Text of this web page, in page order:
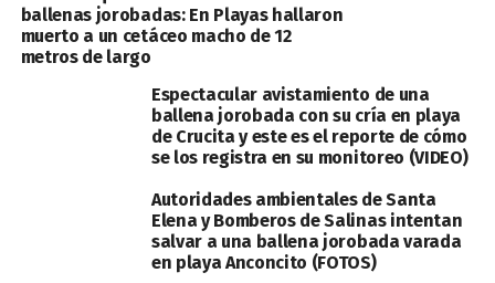
ballenas jorobadas: En Playas hallaron
muerto a un cetáceo macho de 12
metros de largo
Espectacular avistamiento de una
ballena jorobada con su cría en playa
de Crucita y este es el reporte de cómo
se los registra en su monitoreo (VIDEO)
Autoridades ambientales de Santa
Elena y Bomberos de Salinas intentan
salvar a una ballena jorobada varada
en playa Anconcito (FOTOS)